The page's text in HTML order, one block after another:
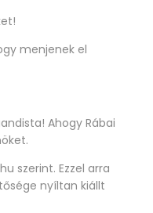
menjenek el
Ahogy Rábai
szerint. Ezzel arra
nyíltan kiállt